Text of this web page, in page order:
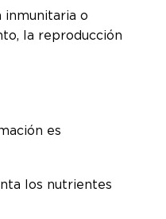
inmunitaria o
la reproducción
es
los nutrientes